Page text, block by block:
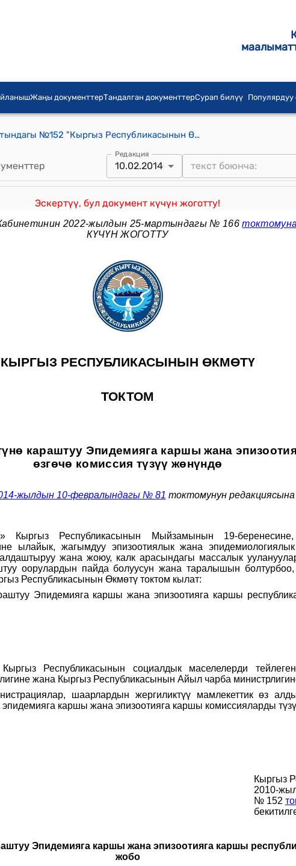
Жаңы документтерТандалган документтерСурап билүү Популярдуу
КР Өкмөтүнүн 2010-жылдын 16-мартындагы №152 "Кыргыз Республикасынын Өкмөтүнө караштуу Эпидемияга каршы жана эпизоотияга каршы республикалык өзгөчө комиссия түзүү жөнүндө" токтому
Редакция
10.02.2014
Эскертүү, бул документ күчүн жоготту!